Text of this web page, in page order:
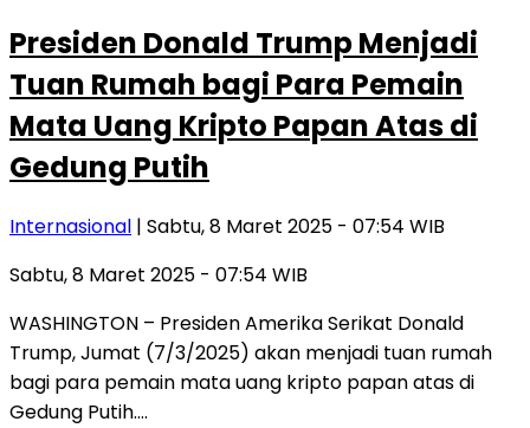
Presiden Donald Trump Menjadi
Tuan Rumah bagi Para Pemain
Mata Uang Kripto Papan Atas di
Gedung Putih
Internasional | Sabtu, 8 Maret 2025 - 07:54 WIB
Sabtu, 8 Maret 2025 - 07:54 WIB
WASHINGTON – Presiden Amerika Serikat Donald
Trump, Jumat (7/3/2025) akan menjadi tuan rumah
bagi para pemain mata uang kripto papan atas di
Gedung Putih….